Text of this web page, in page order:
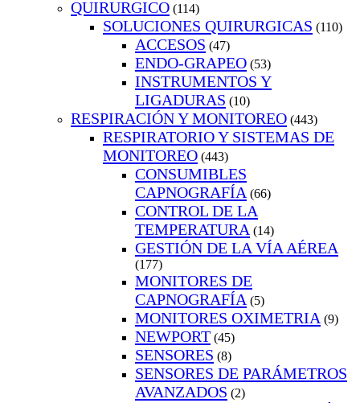
QUIRURGICO (114)
SOLUCIONES QUIRURGICAS (110)
ACCESOS (47)
ENDO-GRAPEO (53)
INSTRUMENTOS Y
LIGADURAS (10)
RESPIRACIÓN Y MONITOREO (443)
RESPIRATORIO Y SISTEMAS DE
MONITOREO (443)
CONSUMIBLES
CAPNOGRAFÍA (66)
CONTROL DE LA
TEMPERATURA (14)
GESTIÓN DE LA VÍA AÉREA
(177)
MONITORES DE
CAPNOGRAFÍA (5)
MONITORES OXIMETRIA (9)
NEWPORT (45)
SENSORES (8)
SENSORES DE PARÁMETROS
AVANZADOS (2)